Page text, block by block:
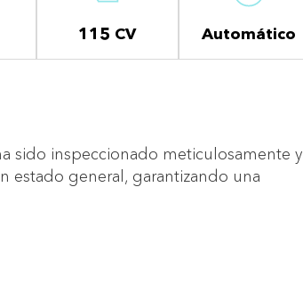
115 CV Automático
sido inspeccionado meticulosamente y
estado general, garantizando una